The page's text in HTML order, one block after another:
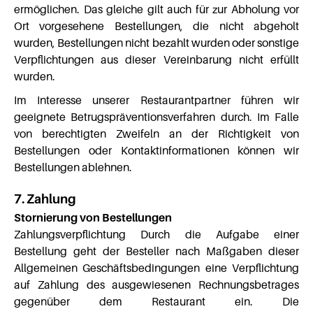
ermöglichen. Das gleiche gilt auch für zur Abholung vor
Ort vorgesehene Bestellungen, die nicht abgeholt
wurden, Bestellungen nicht bezahlt wurden oder sonstige
Verpflichtungen aus dieser Vereinbarung nicht erfüllt
wurden.
Im Interesse unserer Restaurantpartner führen wir
geeignete Betrugspräventionsverfahren durch. Im Falle
von berechtigten Zweifeln an der Richtigkeit von
Bestellungen oder Kontaktinformationen können wir
Bestellungen ablehnen.
7. Zahlung
Stornierung von Bestellungen
Zahlungsverpflichtung Durch die Aufgabe einer
Bestellung geht der Besteller nach Maßgaben dieser
Allgemeinen Geschäftsbedingungen eine Verpflichtung
auf Zahlung des ausgewiesenen Rechnungsbetrages
gegenüber dem Restaurant ein. Die